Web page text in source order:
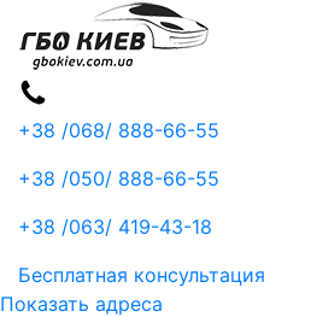
+38 /068/ 888-66-55
+38 /050/ 888-66-55
+38 /063/ 419-43-18
Бесплатная консультация
Показать адреса